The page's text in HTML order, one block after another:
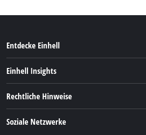
Entdecke Einhell
Akkusystem
Einhell Insights
Rechtliche Hinweise
Soziale Netzwerke